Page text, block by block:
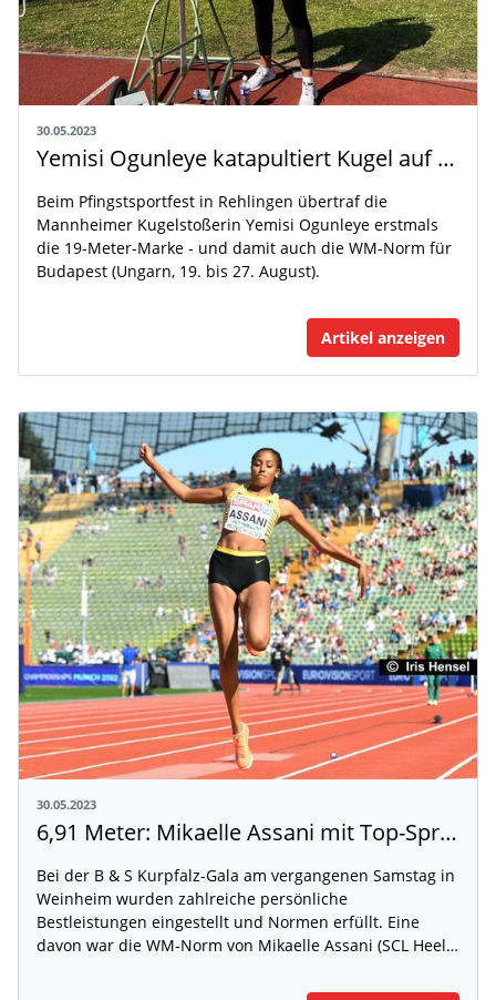
30.05.2023
Yemisi Ogunleye katapultiert Kugel auf 19,31m
Beim Pfingstsportfest in Rehlingen übertraf die
Mannheimer Kugelstoßerin Yemisi Ogunleye erstmals
die 19-Meter-Marke - und damit auch die WM-Norm für
Budapest (Ungarn, 19. bis 27. August).
Artikel anzeigen
30.05.2023
6,91 Meter: Mikaelle Assani mit Top-Sprung in Weinheim
Bei der B & S Kurpfalz-Gala am vergangenen Samstag in
Weinheim wurden zahlreiche persönliche
Bestleistungen eingestellt und Normen erfüllt. Eine
davon war die WM-Norm von Mikaelle Assani (SCL Heel…